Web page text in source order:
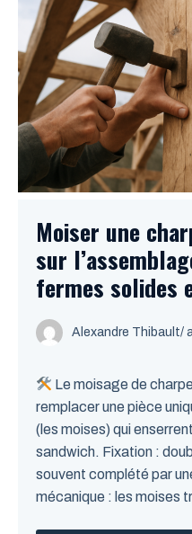
Moiser une
sur
fermes solides
Alexandre Thibault/
Le moisage de
remplacer une pièce
(les moises) qui
sandwich. Fixation :
souvent complété par
mécanique : les moises